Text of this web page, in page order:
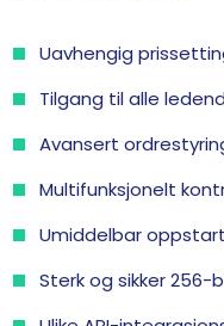
Uavhengig
Tilgang til alle
Avansert
Multifunksjonelt
Umiddelbar
Sterk og sikker 256-